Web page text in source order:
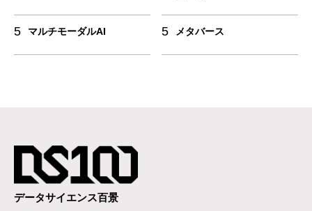
5 マルチモーダルAI 5 メタバース
データサイエンス百景